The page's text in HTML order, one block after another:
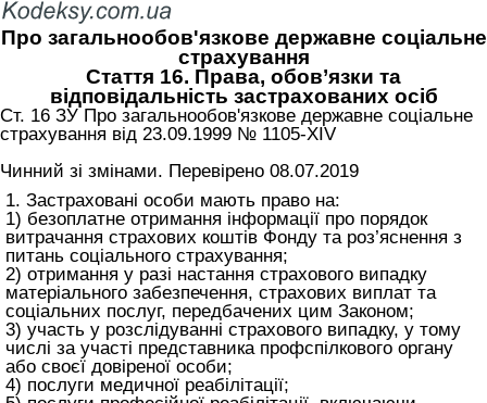
Про загальнообов'язкове державне соціальне
страхування
Стаття 16. Права, обов’язки та
відповідальність застрахованих осіб
Ст. 16 ЗУ Про загальнообов'язкове державне соціальне
страхування від 23.09.1999 № 1105-XIV
Чинний зі змінами. Перевірено 08.07.2019
1. Застраховані особи мають право на:
1) безоплатне отримання інформації про порядок
витрачання страхових коштів Фонду та роз’яснення з
питань соціального страхування;
2) отримання у разі настання страхового випадку
матеріального забезпечення, страхових виплат та
соціальних послуг, передбачених цим Законом;
3) участь у розслідуванні страхового випадку, у тому
числі за участі представника профспілкового органу
або своєї довіреної особи;
4) послуги медичної реабілітації;